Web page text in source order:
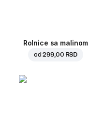
Rolnice sa malinom
od299,00 RSD